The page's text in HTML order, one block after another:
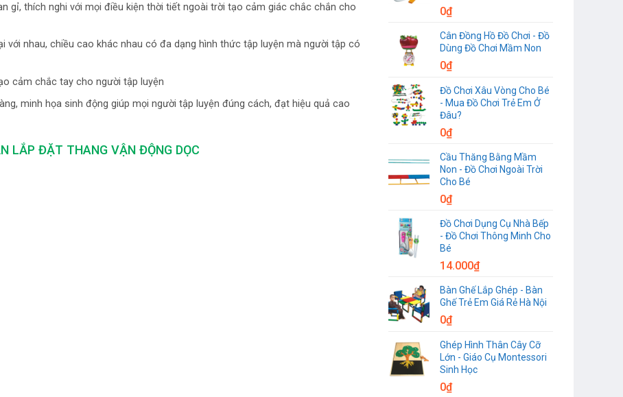
gỉ, thích nghi với mọi điều kiện thời tiết ngoài trời tạo cảm giác chắc chắn cho
với nhau, chiều cao khác nhau có đa dạng hình thức tập luyện mà người tập có
cảm chắc tay cho người tập luyện
minh họa sinh động giúp mọi người tập luyện đúng cách, đạt hiệu quả cao
LẮP ĐẶT THANG VẬN ĐỘNG DỌC
0₫
Cân Đồng Hồ Đồ Chơi - Đồ
Dùng Đồ Chơi Mầm Non
0₫
Đồ Chơi Xâu Vòng Cho Bé
- Mua Đồ Chơi Trẻ Em Ở
Đâu?
0₫
Cầu Thăng Bằng Mầm
Non - Đồ Chơi Ngoài Trời
Cho Bé
0₫
Đồ Chơi Dụng Cụ Nhà Bếp
- Đồ Chơi Thông Minh Cho
Bé
14.000₫
Bàn Ghế Lắp Ghép - Bàn
Ghế Trẻ Em Giá Rẻ Hà Nội
0₫
Ghép Hình Thân Cây Cỡ
Lớn - Giáo Cụ Montessori
Sinh Học
0₫